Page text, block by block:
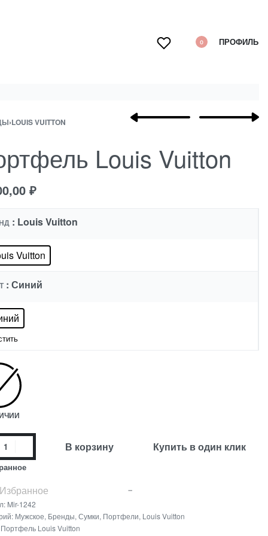
0 ПРОФИЛЬ
›LOUIS VUITTON
Louis Vuitton
₽
: Louis Vuitton
Vuitton
: Синий
В корзину Купить в один клик
Mir-1242
Мужское, Бренды, Сумки, Портфели, Louis Vuitton
Портфель Louis Vuitton